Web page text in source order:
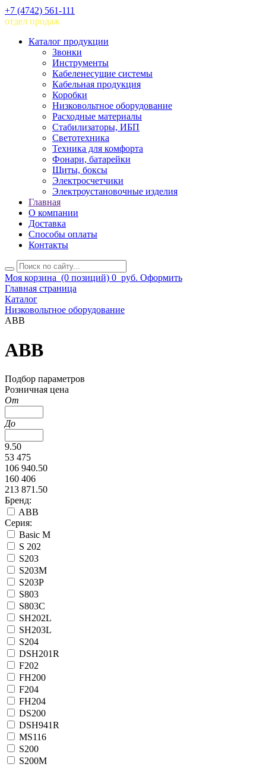
+7 (4742) 561-111
отдел продаж
Каталог продукции
Звонки
Инструменты
Кабеленесущие системы
Кабельная продукция
Коробки
Низковольтное оборудование
Расходные материалы
Стабилизаторы, ИБП
Светотехника
Техника для комфорта
Фонари, батарейки
Щиты, боксы
Электросчетчики
Электроустановочные изделия
Главная
О компании
Доставка
Способы оплаты
Контакты
Моя корзина (0 позиций) 0 руб. Оформить
Главная страница
Каталог
Низковольтное оборудование
ABB
ABB
Подбор параметров
Розничная цена
От
До
9.50
53 475
106 940.50
160 406
213 871.50
Бренд:
ABB
Серия:
Basic M
S 202
S203
S203М
S203Р
S803
S803С
SH202L
SH203L
S204
DSH201R
F202
FН200
F204
FН204
DS200
DSH941R
MS116
S200
S200M